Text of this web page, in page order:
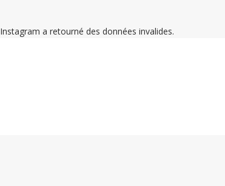
Instagram a retourné des données invalides.